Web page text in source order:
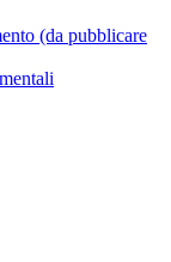
(da pubblicare